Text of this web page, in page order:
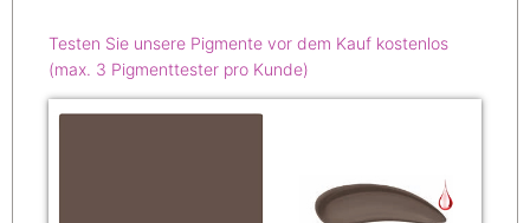
Testen Sie unsere Pigmente vor dem Kauf kostenlos
(max. 3 Pigmenttester pro Kunde)